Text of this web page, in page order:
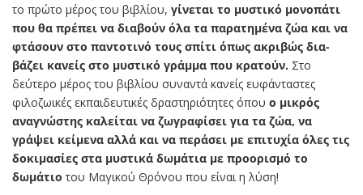
το πρώτο μέρος του βιβλίου, γίνεται το μυστικό μονοπάτι
που θα πρέπει να διαβούν όλα τα παρατημένα ζώα και να
φτάσουν στο παντοτινό τους σπίτι όπως ακριβώς δια-
βάζει κανείς στο μυστικό γράμμα που κρατούν. Στο
δεύτερο μέρος του βιβλίου συναντά κανείς ευφάνταστες
φιλοζωικές εκπαιδευτικές δραστηριότητες όπου ο μικρός
αναγνώστης καλείται να ζωγραφίσει για τα ζώα, να
γράψει κείμενα αλλά και να περάσει με επιτυχία όλες τις
δοκιμασίες στα μυστικά δωμάτια με προορισμό το
δωμάτιο του Μαγικού Θρόνου που είναι η λύση!